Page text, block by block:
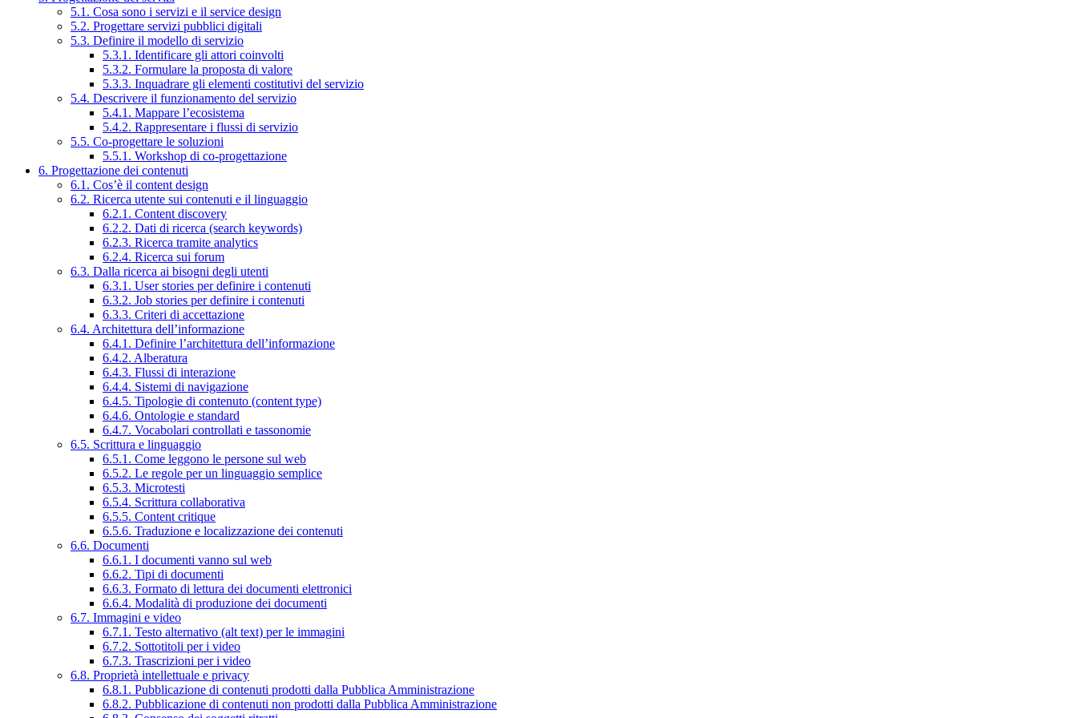
5.1. Cosa sono i servizi e il service design
5.2. Progettare servizi pubblici digitali
5.3. Definire il modello di servizio
5.3.1. Identificare gli attori coinvolti
5.3.2. Formulare la proposta di valore
5.3.3. Inquadrare gli elementi costitutivi del servizio
5.4. Descrivere il funzionamento del servizio
5.4.1. Mappare l’ecosistema
5.4.2. Rappresentare i flussi di servizio
5.5. Co-progettare le soluzioni
5.5.1. Workshop di co-progettazione
6. Progettazione dei contenuti
6.1. Cos’è il content design
6.2. Ricerca utente sui contenuti e il linguaggio
6.2.1. Content discovery
6.2.2. Dati di ricerca (search keywords)
6.2.3. Ricerca tramite analytics
6.2.4. Ricerca sui forum
6.3. Dalla ricerca ai bisogni degli utenti
6.3.1. User stories per definire i contenuti
6.3.2. Job stories per definire i contenuti
6.3.3. Criteri di accettazione
6.4. Architettura dell’informazione
6.4.1. Definire l’architettura dell’informazione
6.4.2. Alberatura
6.4.3. Flussi di interazione
6.4.4. Sistemi di navigazione
6.4.5. Tipologie di contenuto (content type)
6.4.6. Ontologie e standard
6.4.7. Vocabolari controllati e tassonomie
6.5. Scrittura e linguaggio
6.5.1. Come leggono le persone sul web
6.5.2. Le regole per un linguaggio semplice
6.5.3. Microtesti
6.5.4. Scrittura collaborativa
6.5.5. Content critique
6.5.6. Traduzione e localizzazione dei contenuti
6.6. Documenti
6.6.1. I documenti vanno sul web
6.6.2. Tipi di documenti
6.6.3. Formato di lettura dei documenti elettronici
6.6.4. Modalità di produzione dei documenti
6.7. Immagini e video
6.7.1. Testo alternativo (alt text) per le immagini
6.7.2. Sottotitoli per i video
6.7.3. Trascrizioni per i video
6.8. Proprietà intellettuale e privacy
6.8.1. Pubblicazione di contenuti prodotti dalla Pubblica Amministrazione
6.8.2. Pubblicazione di contenuti non prodotti dalla Pubblica Amministrazione